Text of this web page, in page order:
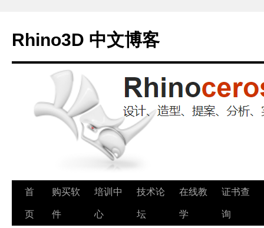
Rhino3D 中文博客
跳
至
首
页
购买软
件
培训中
心
技术论
坛
在线教
学
证书查
询